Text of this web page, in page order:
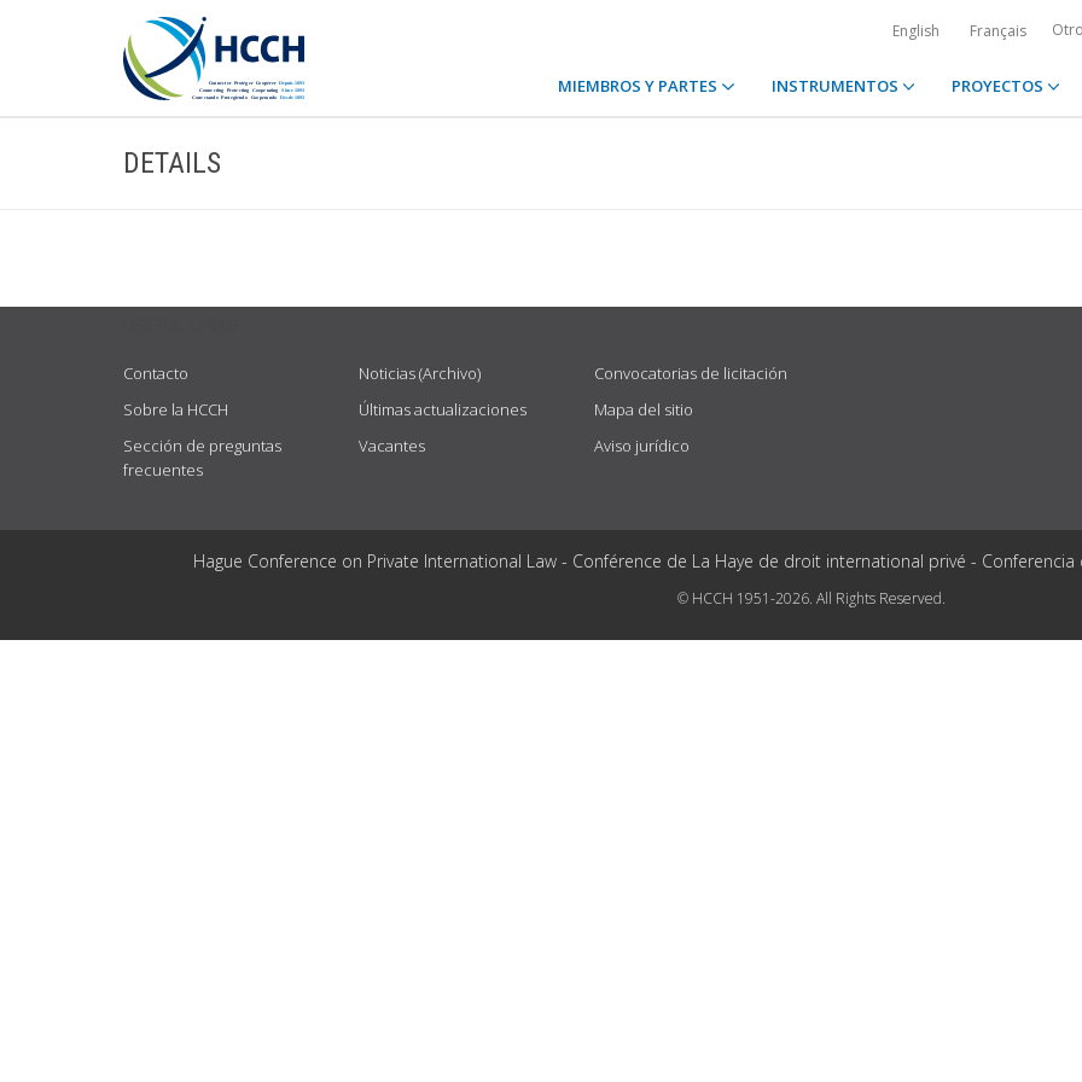
English Français
MIEMBROS Y PARTES INSTRUMENTOS PROYECTOS
DETAILS
Contacto
Sobre la HCCH
Sección de preguntas
frecuentes
Noticias (Archivo)
Últimas actualizaciones
Vacantes
Convocatorias de licitación
Mapa del sitio
Aviso jurídico
Hague Conference on Private International Law - Conférence de La Haye de droit international privé -
© HCCH 1951-2026. All Rights Reserved.